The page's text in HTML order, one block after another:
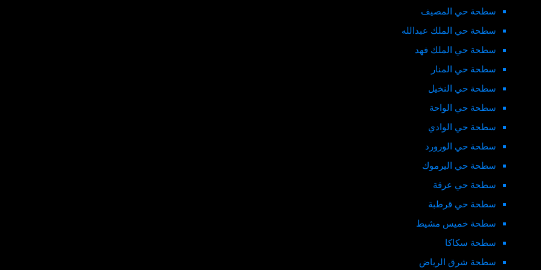
سطحة حي المصيف
سطحة حي الملك عبدالله
سطحة حي الملك فهد
سطحة حي المنار
سطحة حي النخيل
سطحة حي الواحة
سطحة حي الوادي
سطحة حي الورورد
سطحة حي اليرموك
سطحة حي عرقة
سطحة حي قرطبة
سطحة خميس مشيط
سطحة سكاكا
سطحة شرق الرياض